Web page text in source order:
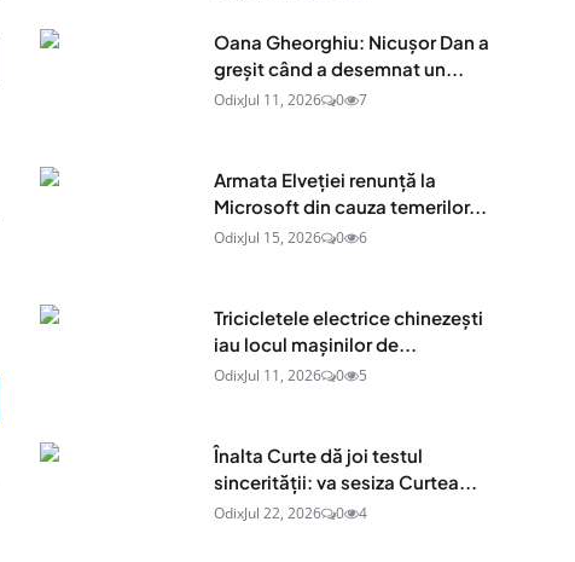
Oana Gheorghiu: Nicușor Dan a
greșit când a desemnat un...
OdixJul 11, 2026 0 7
Armata Elveției renunță la
Microsoft din cauza temerilor...
OdixJul 15, 2026 0 6
Tricicletele electrice chinezești
iau locul mașinilor de...
OdixJul 11, 2026 0 5
Înalta Curte dă joi testul
sincerității: va sesiza Curtea...
OdixJul 22, 2026 0 4